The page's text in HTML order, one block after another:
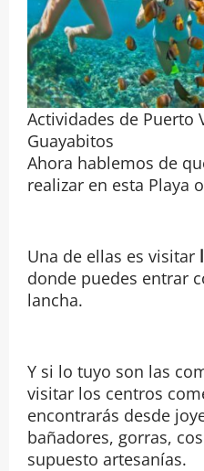
Actividades de Puerto
Guayabitos
Ahora hablemos de
realizar en esta Playa
Una de ellas es visitar
donde puedes entrar
lancha.
Y si lo tuyo son las
visitar los centros
encontrarás desde
bañadores, gorras,
supuesto artesanías.